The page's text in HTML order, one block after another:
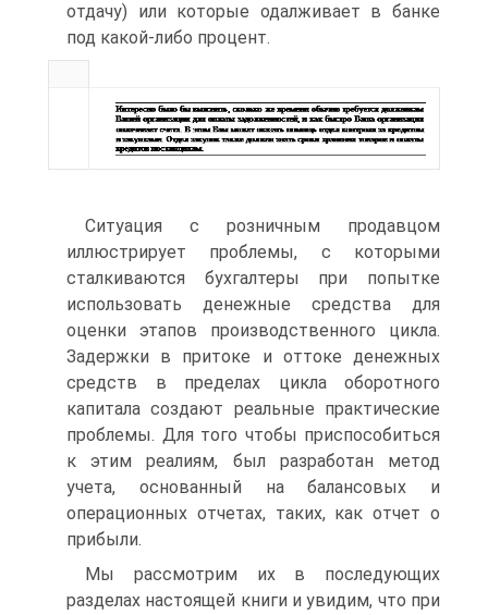
отдачу) или которые одалживает в банке
под какой-либо процент.
Ситуация с розничным продавцом
иллюстрирует проблемы, с которыми
сталкиваются бухгалтеры при попытке
использовать денежные средства для
оценки этапов производственного цикла.
Задержки в притоке и оттоке денежных
средств в пределах цикла оборотного
капитала создают реальные практические
проблемы. Для того чтобы приспособиться
к этим реалиям, был разработан метод
учета, основанный на балансовых и
операционных отчетах, таких, как отчет о
прибыли.
Мы рассмотрим их в последующих
разделах настоящей книги и увидим, что при